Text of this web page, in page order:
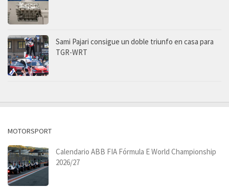
Sami Pajari consigue un doble triunfo en casa para
TGR-WRT
MOTORSPORT
Calendario ABB FIA Fórmula E World Championship
2026/27